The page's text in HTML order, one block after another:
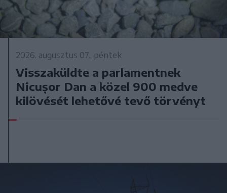
2026. augusztus 07., péntek
Visszaküldte a parlamentnek
Nicușor Dan a közel 900 medve
kilövését lehetővé tevő törvényt